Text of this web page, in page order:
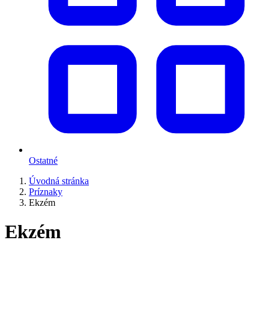
Ostatné
Úvodná stránka
Príznaky
Ekzém
Ekzém